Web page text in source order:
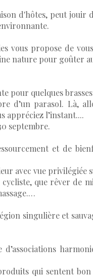
d'hôtes, peut
vous propose de
nature pour goûter
pour quelques
d’un parasol. Là,
appréciez l’instant....
septembre.
et de
avec vue privilégiée
que rêver de
singulière et
qui sentent